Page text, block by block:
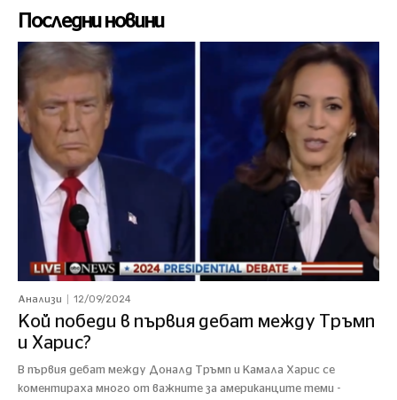
Последни новини
Анализи 12/09/2024
Кой победи в първия дебат между Тръмп
и Харис?
В първия дебат между Доналд Тръмп и Камала Харис се
коментираха много от важните за американците теми -